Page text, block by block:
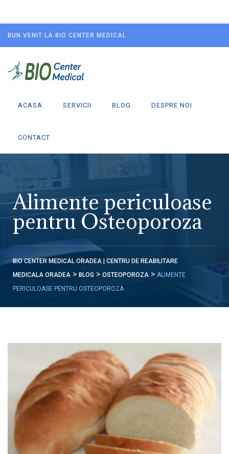
BUN VENIT LA BIO CENTER MEDICAL
ACASA SERVICII BLOG DESPRE NOI
CONTACT
Alimente periculoase
pentru Osteoporoza
BIO CENTER MEDICAL ORADEA | CENTRU DE REABILITARE
MEDICALA ORADEA > BLOG > OSTEOPOROZA > ALIMENTE
PERICULOASE PENTRU OSTEOPOROZA